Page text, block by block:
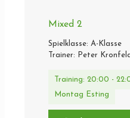
Mixed 2
Spielklasse: A-Klasse
Trainer: Peter Kronfeld
Training: 20:00 -
Montag Esting